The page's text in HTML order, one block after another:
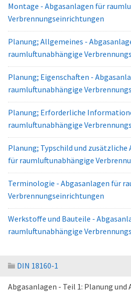
Montage - Abgasanlagen für
Verbrennungseinrichtungen
Planung; Allgemeines -
raumluftunabhängige
Planung; Eigenschaften -
raumluftunabhängige
Planung; Erforderliche
raumluftunabhängige
Planung; Typschild und zusätzliche
für raumluftunabhängige
Terminologie - Abgasanlagen für
Verbrennungseinrichtungen
Werkstoffe und Bauteile -
raumluftunabhängige
DIN 18160-1
Abgasanlagen - Teil 1: Planung und